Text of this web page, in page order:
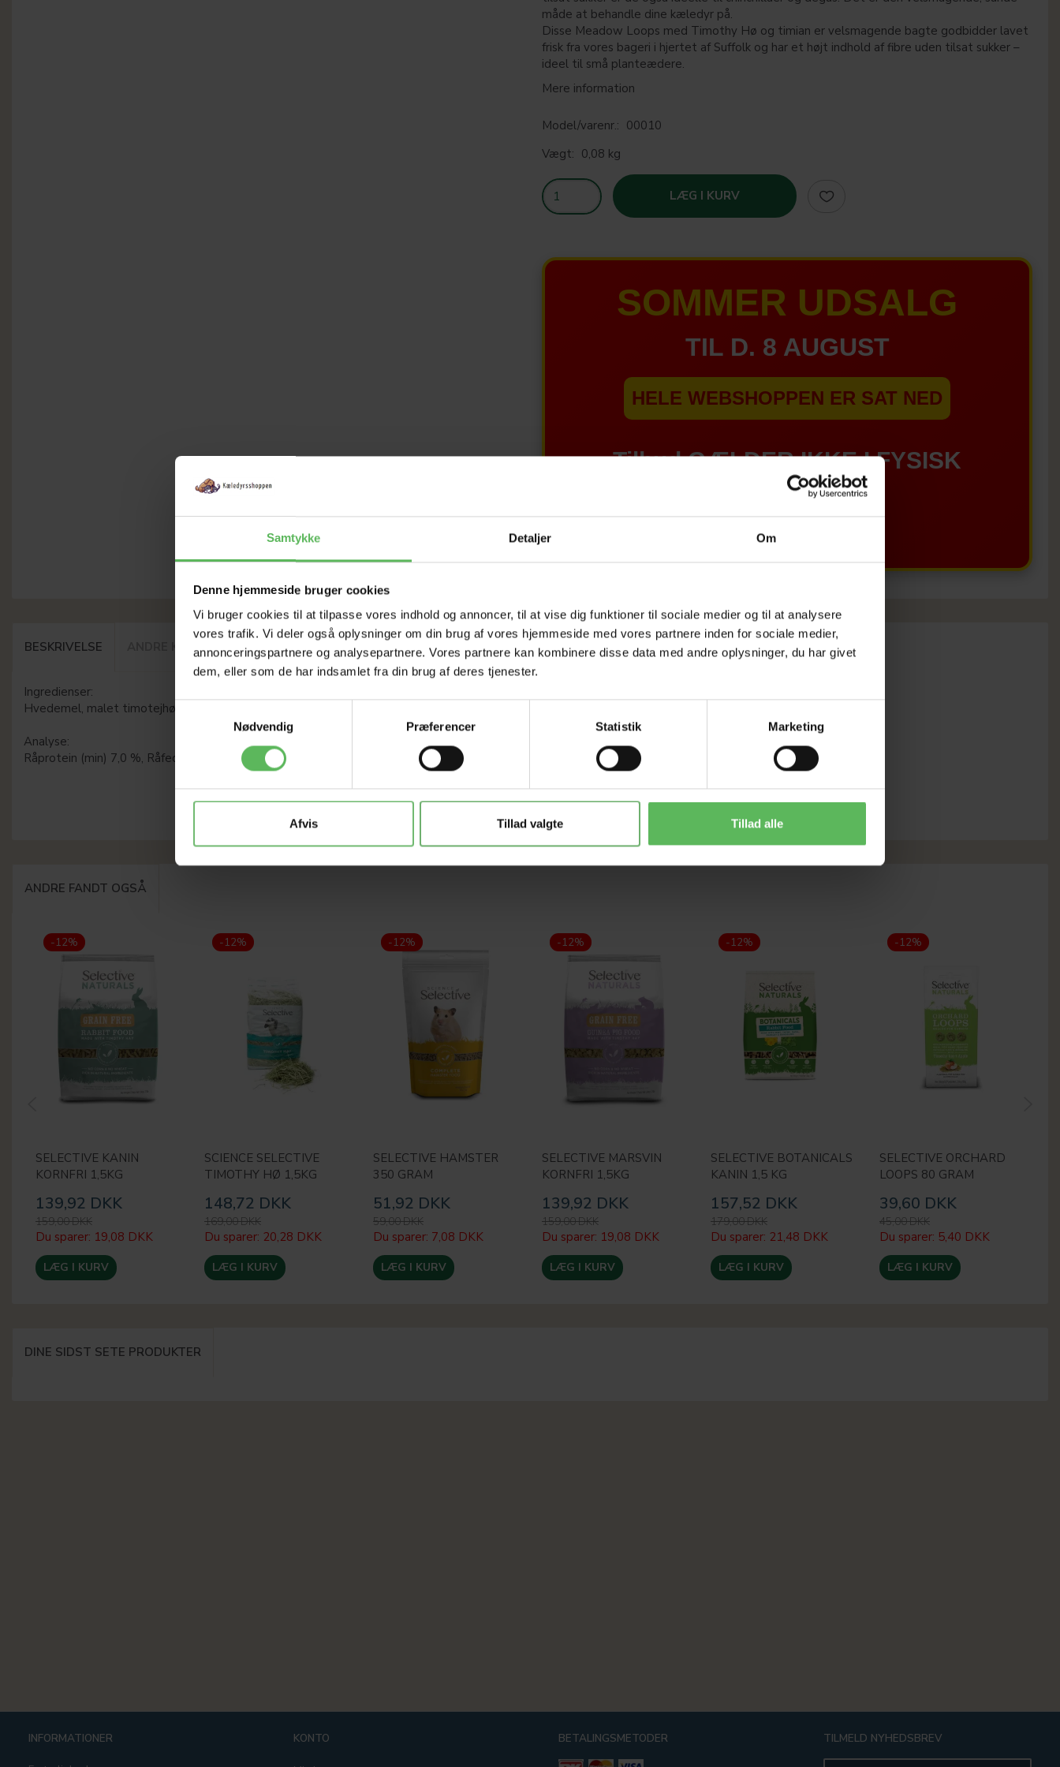
Samtykke Detaljer Om
Denne hjemmeside bruger cookies
Vi bruger cookies til at tilpasse vores indhold og annoncer, til at vise dig funktioner til sociale medier og til at analysere
vores trafik. Vi deler også oplysninger om din brug af vores hjemmeside med vores partnere inden for sociale medier,
annonceringspartnere og analysepartnere. Vores partnere kan kombinere disse data med andre oplysninger, du har givet
dem, eller som de har indsamlet fra din brug af deres tjenester.
Samtykkevalg
Nødvendig
Præferencer Statistik Marketing
Afvis Tillad valgte Tillad alle
måde at behandle dine kæledyr på.
Disse Meadow Loops med Timothy Hø og timian er velsmagende bagte godbidder lavet
frisk fra vores bageri i hjertet af Suffolk og har et højt indhold af fibre uden tilsat sukker –
ideel til små planteædere.
Mere information
Model/varenr.: 00010
Vægt: 0,08 kg
LÆG I KURV
SOMMER UDSALG
TIL D. 8 AUGUST
HELE WEBSHOPPEN ER SAT NED
Tilbud GÆLDER IKKE I FYSISK
BUTIKKERE
BESKRIVELSE ANDRE KØBTE OGSÅ
Ingredienser:
Hvedemel, malet timotejhø (11%), malet lucernehø, stødte tørrede johannesbrød, stødte ærter, tørret timian (4%), sojaolie, hørfrø.
Analyse:
Råprotein (min) 7,0 %, Råfedt (min) 2,0 %, Råfiber (maks.) 14,0 %, Fugtighed (maks.) 11,0 %
ANDRE FANDT OGSÅ
-12%
SELECTIVE KANIN
KORNFRI 1,5KG
139,92 DKK
159,00 DKK
Du sparer: 19,08 DKK
LÆG I KURV
-12%
SCIENCE SELECTIVE
TIMOTHY HØ 1,5KG
148,72 DKK
169,00 DKK
Du sparer: 20,28 DKK
LÆG I KURV
-12%
SELECTIVE HAMSTER
350 GRAM
51,92 DKK
59,00 DKK
Du sparer: 7,08 DKK
LÆG I KURV
-12%
SELECTIVE MARSVIN
KORNFRI 1,5KG
139,92 DKK
159,00 DKK
Du sparer: 19,08 DKK
LÆG I KURV
-12%
SELECTIVE BOTANICALS
KANIN 1,5 KG
157,52 DKK
179,00 DKK
Du sparer: 21,48 DKK
LÆG I KURV
-12%
SELECTIVE ORCHARD
LOOPS 80 GRAM
39,60 DKK
45,00 DKK
Du sparer: 5,40 DKK
LÆG I KURV
DINE SIDST SETE PRODUKTER
INFORMATIONER KONTO BETALINGSMETODER
TILMELD NYHEDSBREV